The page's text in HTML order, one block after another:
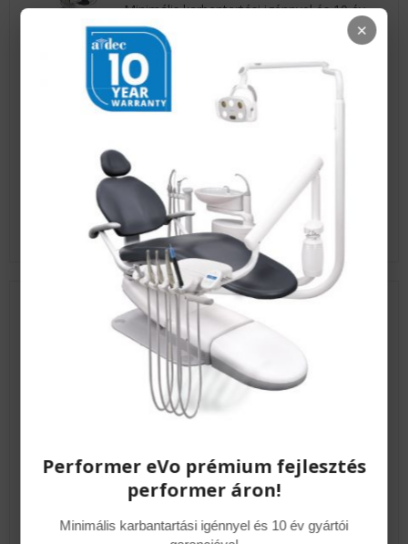
Minimális karbantartási igénnyel és 10 év
gyártói garanciával
Egy megbízható A-DEC gép
mellett nyugodtan fejlődhet
Az A-dec most megduplázta az eleve hosszú,
évet vállal.
Csak az a gyártó ad hosszú távú garanciát,
amelyik biztos a saját minőségében.
Aktuális fogászati híreink
CBCT felvételek
Elégedett a röntgenközpontok CBCT
felvételeivel, vagy lehetne jobb is?
Elégedett Fogorvos, Elégedett
Páciens
A Dent-East Radiológiai Központunkban
×
Performer eVo prémium fejlesztés
performer áron!
Minimális karbantartási igénnyel és 10 év gyártói